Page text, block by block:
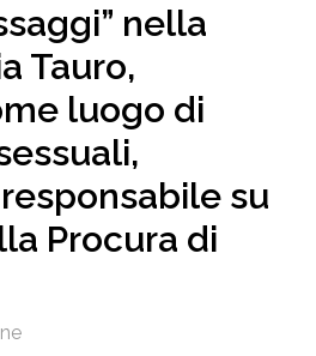
nella
Tauro,
luogo di
su
Procura di